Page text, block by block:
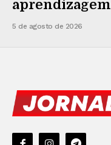
aprendizagem
5 de agosto de 2026